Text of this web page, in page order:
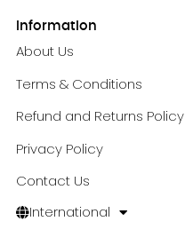
Information
About Us
Terms & Conditions
Refund and Returns Policy
Privacy Policy
Contact Us
International